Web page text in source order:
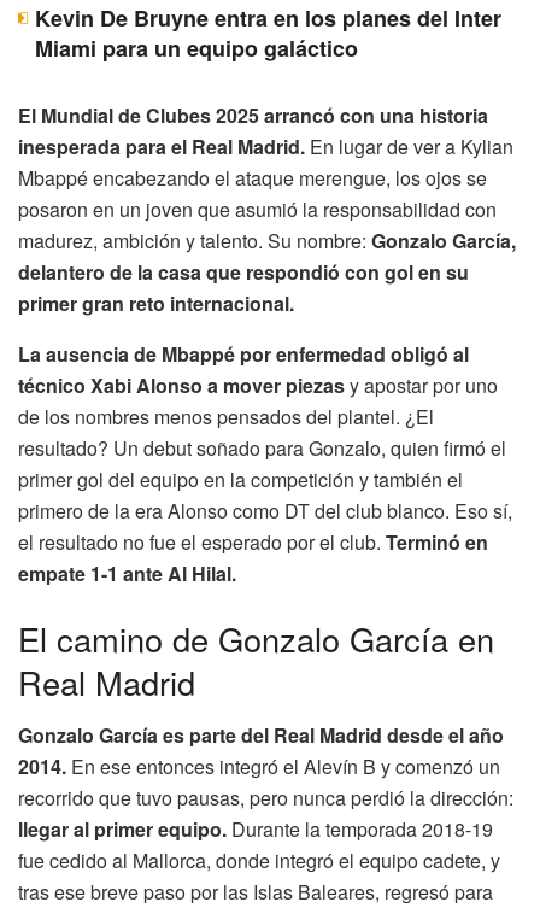
Kevin De Bruyne entra en los planes del Inter
Miami para un equipo galáctico
El Mundial de Clubes 2025 arrancó con una historia
inesperada para el Real Madrid. En lugar de ver a Kylian
Mbappé encabezando el ataque merengue, los ojos se
posaron en un joven que asumió la responsabilidad con
madurez, ambición y talento. Su nombre: Gonzalo García,
delantero de la casa que respondió con gol en su
primer gran reto internacional.
La ausencia de Mbappé por enfermedad obligó al
técnico Xabi Alonso a mover piezasy apostar por uno
de los nombres menos pensados del plantel. ¿El
resultado? Un debut soñado para Gonzalo, quien firmó el
primer gol del equipo en la competición y también el
primero de la era Alonso como DT del club blanco. Eso sí,
el resultado no fue el esperado por el club. Terminó en
empate 1-1 ante Al Hilal.
El camino de Gonzalo García en
Real Madrid
Gonzalo García es parte del Real Madrid desde el año
2014. En ese entonces integró el Alevín B y comenzó un
recorrido que tuvo pausas, pero nunca perdió la dirección:
llegar al primer equipo. Durante la temporada 2018-19
fue cedido al Mallorca, donde integró el equipo cadete, y
tras ese breve paso por las Islas Baleares, regresó para